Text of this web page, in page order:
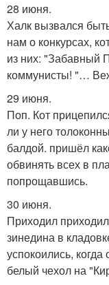
28 июня.
Халк вызвался
нам о конкурсах,
из них: "Забавный
коммунисты! "…
29 июня.
Поп. Кот
ли у него
балдой. пришёл
обвинять всех в
попрощавшись.
30 июня.
Приходил
зинедина в
успокоились,
белый чехол на